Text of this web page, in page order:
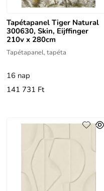
Tapétapanel Tiger Natural
300630, Skin, Eijffinger
210v x 280cm
Tapétapanel, tapéta
16 nap
141 731 Ft